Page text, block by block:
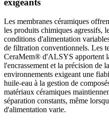
exigeants
Les membranes céramiques
les produits chimiques agressifs,
conditions d'alimentation
de filtration conventionnels. Les
CeraMem® d'ALSYS apportent
l'encrassement et la précision de
environnements exigeant une
huile-eau à la gestion de
matériaux céramiques
séparation constants, même
d'alimentation varie.